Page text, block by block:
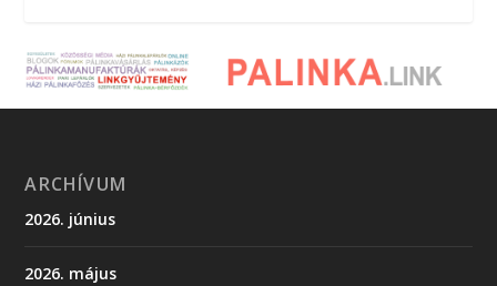
ARCHÍVUM
2026. június
2026. május